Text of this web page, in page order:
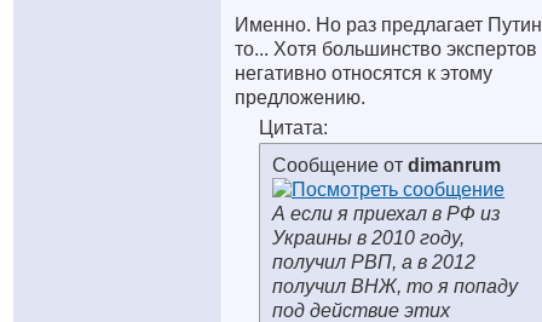
Именно. Но раз предлагает
то... Хотя большинство экспертов
негативно относятся к этому
предложению.
Цитата:
Сообщение от dimanrum
А если я приехал в РФ из
Украины в 2010 году,
получил РВП, а в 2012
получил ВНЖ, то я попаду
под действие этих